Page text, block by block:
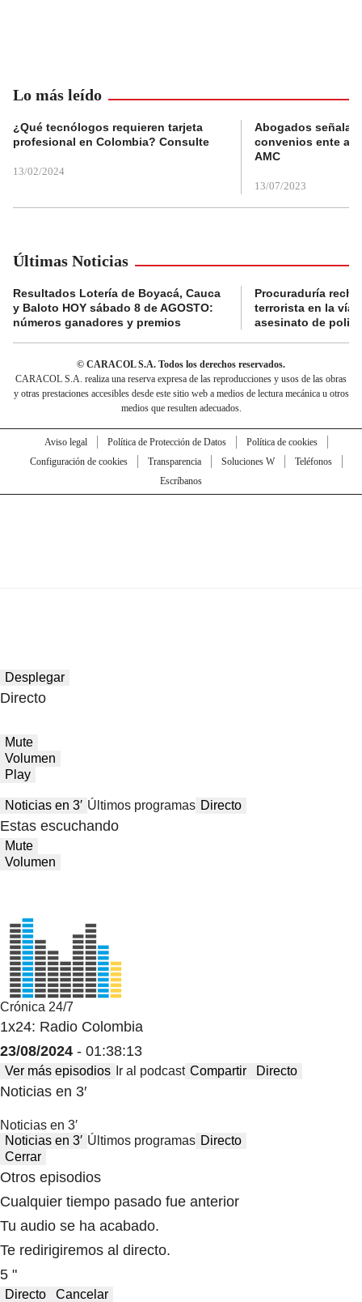
Lo más leído
¿Qué tecnólogos requieren tarjeta
profesional en Colombia? Consulte
13/02/2024
Abogados
convenios ente
AMC
13/07/2023
Últimas Noticias
Resultados Lotería de Boyacá, Cauca
y Baloto HOY sábado 8 de AGOSTO:
números ganadores y premios
Procuraduría
terrorista en la vía
asesinato de
© CARACOL S.A. Todos los derechos reservados.
CARACOL S.A. realiza una reserva expresa de las reproducciones y usos de las obras
y otras prestaciones accesibles desde este sitio web a medios de lectura mecánica u otros
medios que resulten adecuados.
Aviso legal Política de Protección de Datos
Política de cookies
Configuración de cookies
Transparencia Soluciones W
Teléfonos
Escríbanos
Desplegar
Directo
Mute
Volumen
Play
Noticias en 3′ Últimos programas Directo
Estas escuchando
Mute
Volumen
Crónica 24/7
1x24: Radio Colombia
23/08/2024 - 01:38:13
Ver más episodios Ir al podcast Compartir Directo
Noticias en 3′
Noticias en 3′
Noticias en 3′ Últimos programas Directo
Cerrar
Otros episodios
Cualquier tiempo pasado fue anterior
Tu audio se ha acabado.
Te redirigiremos al directo.
5 "
Directo Cancelar